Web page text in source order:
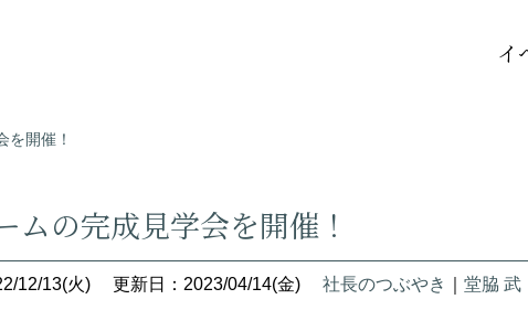
イ
を開催！
ムの完成見学会を開催！
12/13(火) 更新日：2023/04/14(金) 社長のつぶやき 堂脇 武